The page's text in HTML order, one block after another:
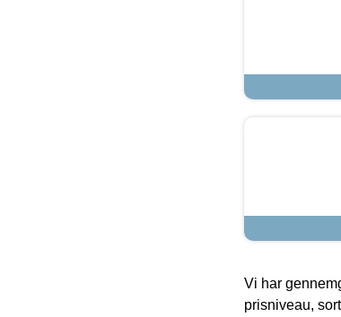
Vi har
prisniveau,